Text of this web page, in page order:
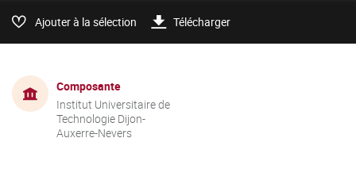
Ajouter à la sélection Télécharger
Composante
Institut Universitaire de
Technologie Dijon-
Auxerre-Nevers